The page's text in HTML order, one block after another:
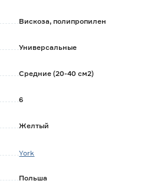
и в саду;
30%.
Вискоза, полипропилен
Универсальные
Средние (20-40 см2)
6
Желтый
York
Польша